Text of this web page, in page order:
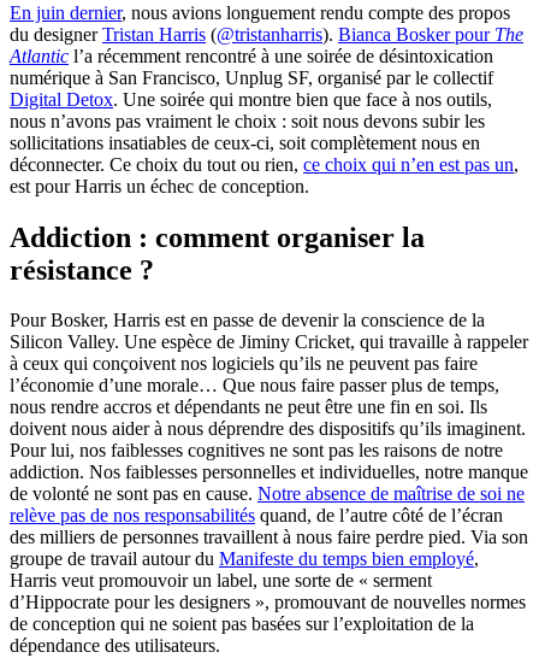
En juin dernier, nous avions longuement rendu compte des propos
du designerTristan Harris (@tristanharris). Bianca Bosker pour The
Atlantic l’a récemment rencontré à une soirée de désintoxication
numérique à San Francisco, Unplug SF, organisé par le collectif
Digital Detox. Une soirée qui montre bien que face à nos outils,
nous n’avons pas vraiment le choix : soit nous devons subir les
sollicitations insatiables de ceux-ci, soit complètement nous en
déconnecter. Ce choix du tout ou rien, ce choix qui n’en est pas un,
est pour Harris un échec de conception.
Addiction : comment organiser la
résistance ?
Pour Bosker, Harris est en passe de devenir la conscience de la
Silicon Valley. Une espèce de Jiminy Cricket, qui travaille à rappeler
à ceux qui conçoivent nos logiciels qu’ils ne peuvent pas faire
l’économie d’une morale… Que nous faire passer plus de temps,
nous rendre accros et dépendants ne peut être une fin en soi. Ils
doivent nous aider à nous déprendre des dispositifs qu’ils imaginent.
Pour lui, nos faiblesses cognitives ne sont pas les raisons de notre
addiction. Nos faiblesses personnelles et individuelles, notre manque
de volonté ne sont pas en cause. Notre absence de maîtrise de soi ne
relève pas de nos responsabilités quand, de l’autre côté de l’écran
des milliers de personnes travaillent à nous faire perdre pied. Via son
groupe de travail autour du Manifeste du temps bien employé,
Harris veut promouvoir un label, une sorte de « serment
d’Hippocrate pour les designers », promouvant de nouvelles normes
de conception qui ne soient pas basées sur l’exploitation de la
dépendance des utilisateurs.